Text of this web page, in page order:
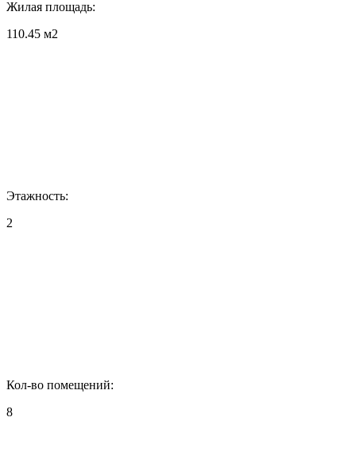
Жилая площадь:
110.45 м2
Этажность:
2
Кол-во помещений:
8